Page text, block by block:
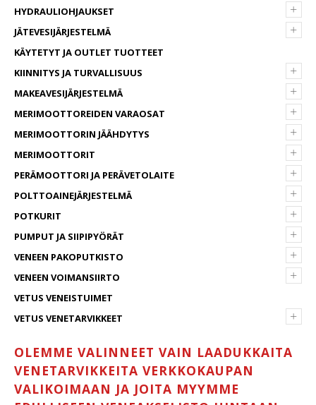
+
HYDRAULIOHJAUKSET
+
JÄTEVESIJÄRJESTELMÄ
KÄYTETYT JA OUTLET TUOTTEET
+
KIINNITYS JA TURVALLISUUS
+
MAKEAVESIJÄRJESTELMÄ
+
MERIMOOTTOREIDEN VARAOSAT
+
MERIMOOTTORIN JÄÄHDYTYS
+
MERIMOOTTORIT
+
PERÄMOOTTORI JA PERÄVETOLAITE
+
POLTTOAINEJÄRJESTELMÄ
+
POTKURIT
+
PUMPUT JA SIIPIPYÖRÄT
+
VENEEN PAKOPUTKISTO
+
VENEEN VOIMANSIIRTO
VETUS VENEISTUIMET
+
VETUS VENETARVIKKEET
OLEMME VALINNEET VAIN LAADUKKAITA
VENETARVIKKEITA VERKKOKAUPAN
VALIKOIMAAN JA JOITA MYYMME